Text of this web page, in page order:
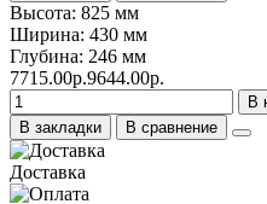
Высота: 825 мм
Ширина: 430 мм
Глубина: 246 мм
7715.00р.9644.00р.
В
В закладки
В сравнение
Доставка